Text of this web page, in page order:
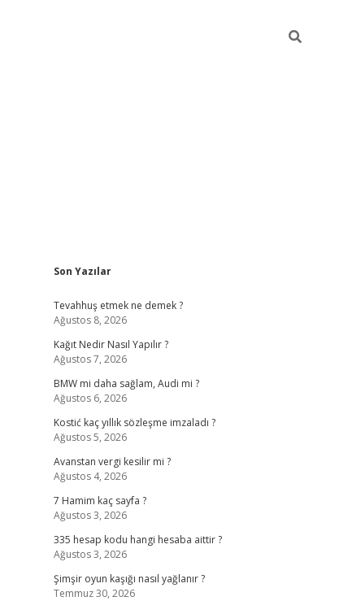
Sidebar
Son Yazılar
Tevahhuş etmek ne demek ?
Ağustos 8, 2026
Kağıt Nedir Nasıl Yapılır ?
Ağustos 7, 2026
BMW mi daha sağlam, Audi mi ?
Ağustos 6, 2026
Kostić kaç yıllık sözleşme imzaladı ?
Ağustos 5, 2026
Avanstan vergi kesilir mi ?
Ağustos 4, 2026
7 Hamim kaç sayfa ?
Ağustos 3, 2026
335 hesap kodu hangi hesaba aittir ?
Ağustos 3, 2026
Şimşir oyun kaşığı nasıl yağlanır ?
Temmuz 30, 2026